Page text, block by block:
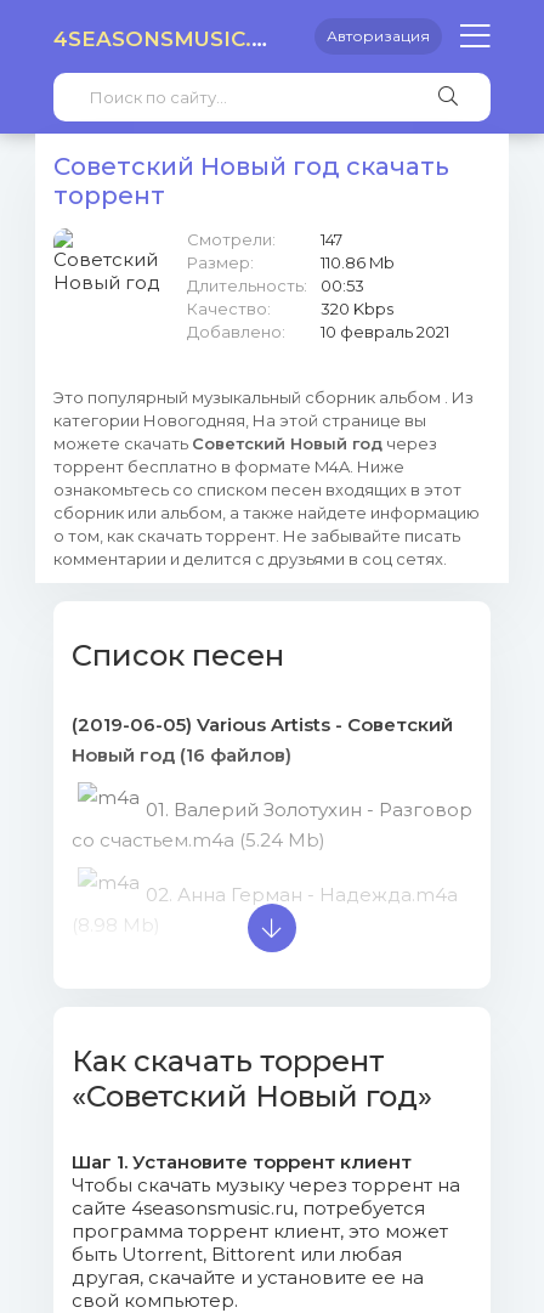
4SEASONSMUSIC.RU Авторизация
Советский Новый год скачать
торрент
Смотрели:
147
Размер:
110.86 Mb
Длительность:
00:53
Качество:
320 Kbps
Добавлено:
10 февраль 2021
Это популярный музыкальный сборник альбом . Из
категории Новогодняя, На этой странице вы
можете скачать Советский Новый год через
торрент бесплатно в формате M4A. Ниже
ознакомьтесь со списком песен входящих в этот
сборник или альбом, а также найдете информацию
о том, как скачать торрент. Не забывайте писать
комментарии и делится с друзьями в соц сетях.
Список песен
(2019-06-05) Various Artists - Советский
Новый год (16 файлов)
01. Валерий Золотухин - Разговор
со счастьем.m4a (5.24 Mb)
02. Анна Герман - Надежда.m4a
(8.98 Mb)
04. Аида Ведищева - Песенка о
медведях (Из к-ф ''Кавказская
Шурика'').m4a (5.51 Mb)
05. Ольга Зарубина - На
теплоходе музыка играет.m4a (7.47 Mb)
06. Юрий Никулин - Песня про
Как скачать торрент
«Советский Новый год»
Шаг 1. Установите торрент клиент
Чтобы скачать музыку через торрент на
сайте 4seasonsmusic.ru, потребуется
программа торрент клиент, это может
быть Utorrent, Bittorent или любая
другая, скачайте и установите ее на
свой компьютер.